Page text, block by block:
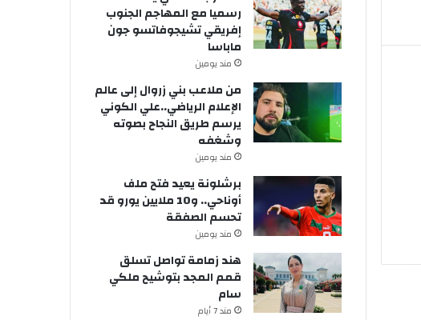
رسميا مع المهاجم الجنوب
إفريقي تشيجوفاتسو جون
ماباسا
مند يومين
من ملاعب بني زروال إلى عالم
الإعلام الرياضي..علي الكوني
يرسم طريق النجاح بصوته
وشغفه
مند يومين
برشلونة يعيد فتح ملف
أوناحي.. و10 ملايين يورو قد
تحسم الصفقة
مند يومين
هند زمامة تواصل تسلق
قمم المجد بتوشيح ملكي
سام
مند 7 أيام